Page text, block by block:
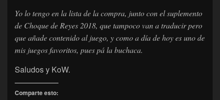
Yo lo tengo en la lista de la compra, junto con el suplemento
de Choque de Reyes 2018, que tampoco van a traducir pero
que añade contenido al juego, y como a día de hoy es uno de
mis juegos favoritos, pues pá la buchaca.
Saludos y KoW.
Comparte esto: